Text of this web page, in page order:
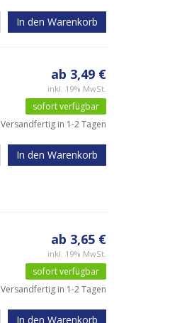
In den Warenkorb
ab 3,49 €
inkl. 19% MwSt.
sofort verfügbar
Versandfertig in 1-2 Tagen
In den Warenkorb
ab 3,65 €
inkl. 19% MwSt.
sofort verfügbar
Versandfertig in 1-2 Tagen
In den Warenkorb